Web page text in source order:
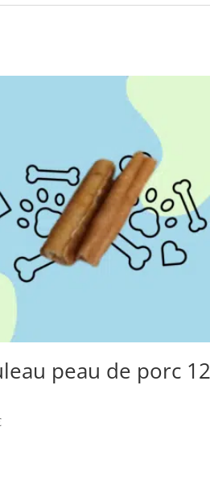
peau de porc 12